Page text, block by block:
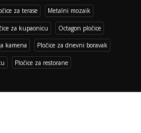
za terase Metalni mozaik
za kupaonicu Octagon pločice
kamena Pločice za dnevni boravak
Pločice za restorane